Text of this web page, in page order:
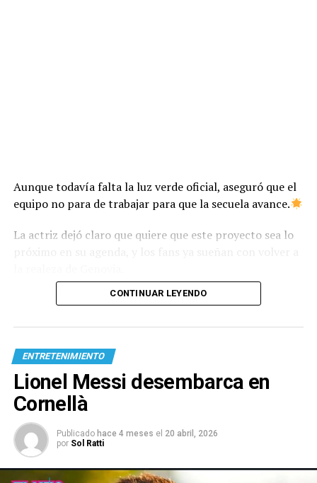
Aunque todavía falta la luz verde oficial, aseguró que el
equipo no para de trabajar para que la secuela avance.
La actriz dejó claro que quiere que este proyecto sea lo
CONTINUAR LEYENDO
ENTRETENIMIENTO
Lionel Messi desembarca en
Cornellà
Publicado hace 4 meses el 20 abril, 2026
por Sol Ratti